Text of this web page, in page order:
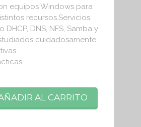
equipos Windows para
recursos.Servicios
DHCP, DNS, NFS, Samba y
cuidadosamente.
AL CARRITO